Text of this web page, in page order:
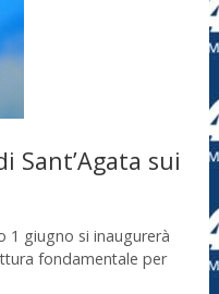
Sant’Agata sui
1 giugno si inaugurerà
fondamentale per